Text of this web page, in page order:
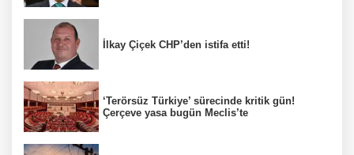
İlkay Çiçek CHP’den istifa etti!
‘Terörsüz Türkiye’ sürecinde kritik gün!
Çerçeve yasa bugün Meclis’te